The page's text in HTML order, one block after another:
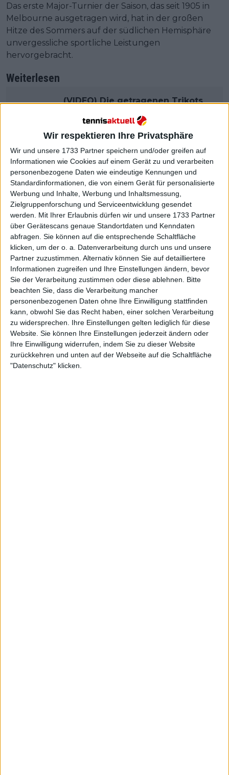
Wir respektieren Ihre Privatsphäre
Wir und unsere 1733 Partner speichern und/oder greifen auf
Informationen wie Cookies auf einem Gerät zu und verarbeiten
personenbezogene Daten wie eindeutige Kennungen und
Standardinformationen, die von einem Gerät für personalisierte
Werbung und Inhalte, Werbung und Inhaltsmessung,
Zielgruppenforschung und Serviceentwicklung gesendet
werden. Mit Ihrer Erlaubnis dürfen wir und unsere 1733 Partner
über Gerätescans genaue Standortdaten und Kenndaten
abfragen. Sie können auf die entsprechende Schaltfläche
klicken, um der o. a. Datenverarbeitung durch uns und unsere
Partner zuzustimmen. Alternativ können Sie auf detailliertere
Informationen zugreifen und Ihre Einstellungen ändern, bevor
Sie der Verarbeitung zustimmen oder diese ablehnen. Bitte
beachten Sie, dass die Verarbeitung mancher
personenbezogenen Daten ohne Ihre Einwilligung stattfinden
kann, obwohl Sie das Recht haben, einer solchen Verarbeitung
zu widersprechen. Ihre Einstellungen gelten lediglich für diese
Website. Sie können Ihre Einstellungen jederzeit ändern oder
Ihre Einwilligung widerrufen, indem Sie zu dieser Website
zurückkehren und unten auf der Webseite auf die Schaltfläche
"Datenschutz" klicken.
Das erste Major-Turnier der Saison, das seit 1905 in
Melbourne ausgetragen wird, hat in der großen
Hitze des Sommers auf der südlichen Hemisphäre
unvergessliche sportliche Leistungen
hervorgebracht.
Weiterlesen
(VIDEO) Die getragenen Trikots
Sabalenka von den Australian
Open befinden sich jetzt im
Tennis-Museum